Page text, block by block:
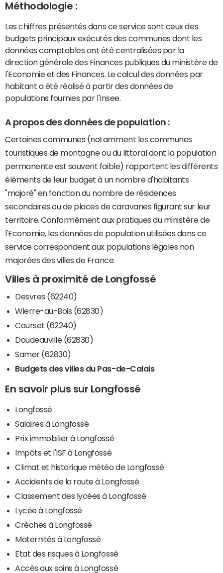
Méthodologie :
Les chiffres présentés dans ce service sont ceux des
budgets principaux exécutés des communes dont les
données comptables ont été centralisées par la
direction générale des Finances publiques du ministère de
l'Economie et des Finances. Le calcul des données par
habitant a été réalisé à partir des données de
populations fournies par l'Insee.
A propos des données de population :
Certaines communes (notamment les communes
touristiques de montagne ou du littoral dont la population
permanente est souvent faible) rapportent les différents
éléments de leur budget à un nombre d'habitants
"majoré" en fonction du nombre de résidences
secondaires ou de places de caravanes figurant sur leur
territoire. Conformément aux pratiques du ministère de
l'Economie, les données de population utilisées dans ce
service correspondent aux populations légales non
majorées des villes de France.
Villes à proximité de Longfossé
Desvres (62240)
Wierre-au-Bois (62830)
Courset (62240)
Doudeauville (62830)
Samer (62830)
Budgets des villes du Pas-de-Calais
En savoir plus sur Longfossé
Longfossé
Salaires à Longfossé
Prix immobilier à Longfossé
Impôts et l'ISF à Longfossé
Climat et historique météo de Longfossé
Accidents de la route à Longfossé
Classement des lycées à Longfossé
Lycée à Longfossé
Crèches à Longfossé
Maternités à Longfossé
Etat des risques à Longfossé
Accès aux soins à Longfossé